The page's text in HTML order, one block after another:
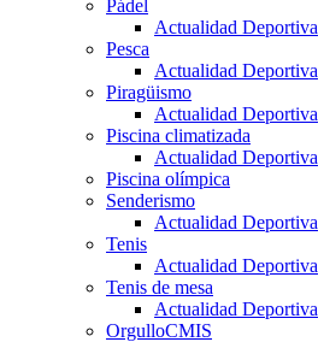
Pádel
Actualidad Deportiva
Pesca
Actualidad Deportiva
Piragüismo
Actualidad Deportiva
Piscina climatizada
Actualidad Deportiva
Piscina olímpica
Senderismo
Actualidad Deportiva
Tenis
Actualidad Deportiva
Tenis de mesa
Actualidad Deportiva
OrgulloCMIS